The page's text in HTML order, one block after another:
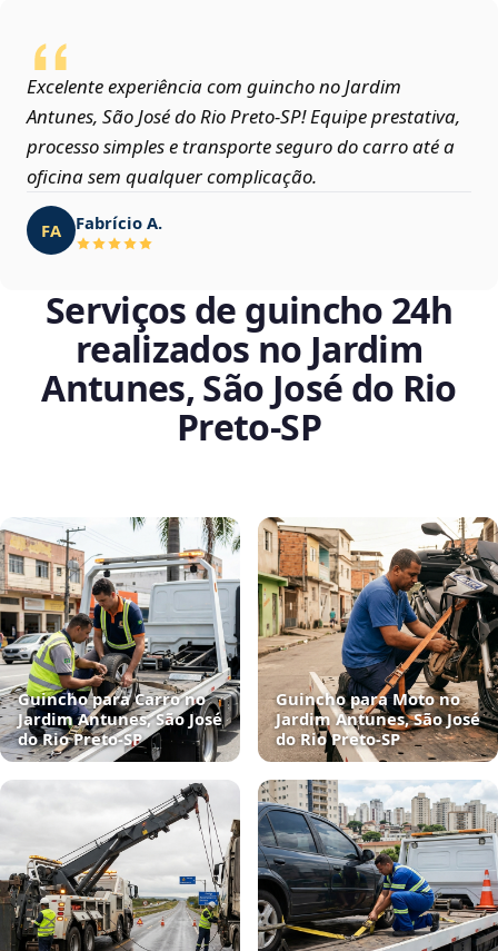
Excelente experiência com guincho no Jardim
Antunes, São José do Rio Preto‑SP! Equipe prestativa,
processo simples e transporte seguro do carro até a
oficina sem qualquer complicação.
FA Fabrício A.
Serviços de guincho 24h
realizados no Jardim
Antunes, São José do Rio
Preto‑SP
Guincho para Carro no
Jardim Antunes, São José
do Rio Preto‑SP
Guincho para Moto no
Jardim Antunes, São José
do Rio Preto‑SP